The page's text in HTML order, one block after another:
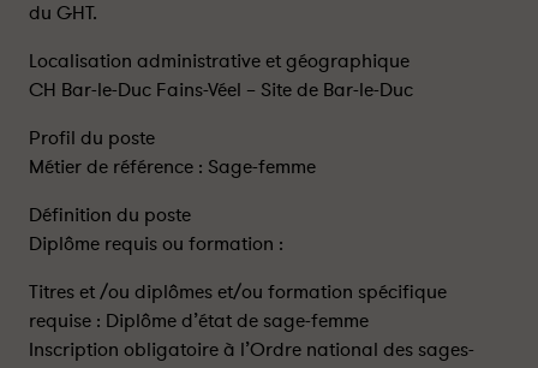
du GHT.
Localisation administrative et géographique
CH Bar-le-Duc Fains-Véel – Site de Bar-le-Duc
Profil du poste
Métier de référence : Sage-femme
Définition du poste
Diplôme requis ou formation :
Titres et /ou diplômes et/ou formation spécifique
requise : Diplôme d’état de sage-femme
Inscription obligatoire à l’Ordre national des sages-